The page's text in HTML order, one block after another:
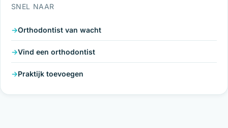
SNEL NAAR
Orthodontist van wacht
Vind een orthodontist
Praktijk toevoegen